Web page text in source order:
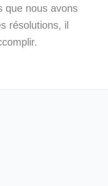
que nous avons
résolutions, il